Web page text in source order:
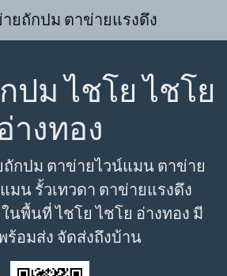
ยถักปม ตาข่ายแรงดึง
ปม ไชโย ไชโย
างทอง
กปม ตาข่ายไวน์แมน ตาข่าย
มน รั้วเทวดา ตาข่ายแรงดึง
นพื้นที่ ไชโย ไชโย อ่างทอง มี
ร้อมส่ง จัดส่งถึงบ้าน